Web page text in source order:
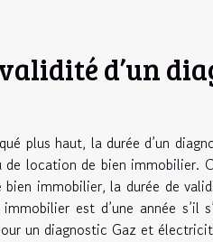
d’un
plus haut, la durée d’un
location de bien immobilier.
immobilier, la durée de
est d’une année s’il
un diagnostic Gaz et